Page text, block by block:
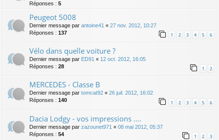
Réponses : 5
Peugeot 5008
Dernier message par antoine41 « 27 nov. 2012, 10:27
Réponses : 137 1 2 3 4 5 6
Vélo dans quelle voiture ?
Dernier message par ED91 « 12 oct. 2012, 16:05
Réponses : 28 1 2
MERCEDES - Classe B
Dernier message par tomcat92 « 26 juil. 2012, 16:02
Réponses : 140 1 2 3 4 5 6
Dacia Lodgy - vos impressions ....
Dernier message par zazounet971 « 08 mai 2012, 05:37
Réponses : 54 1 2 3